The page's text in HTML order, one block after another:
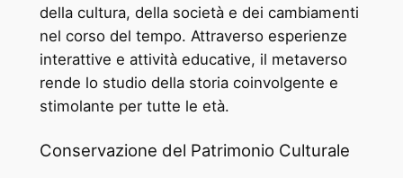
della cultura, della società e dei cambiamenti
nel corso del tempo. Attraverso esperienze
interattive e attività educative, il metaverso
rende lo studio della storia coinvolgente e
stimolante per tutte le età.
Conservazione del Patrimonio Culturale